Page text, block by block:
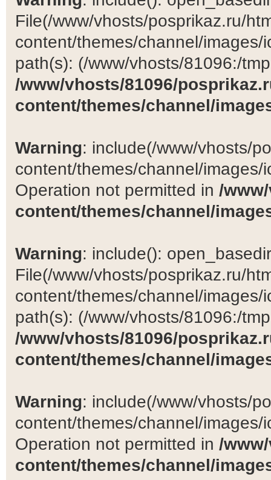
File(/www/vhosts/posprikaz.ru/
content/themes/channel/
path(s): (/www/vhosts/81096:/
/www/vhosts/81096/
content/themes/channel/
Warning: include(/www/vhosts/
content/themes/channel/
Operation not permitted in /
content/themes/channel/
Warning: include():
File(/www/vhosts/posprikaz.ru/
content/themes/channel/
path(s): (/www/vhosts/81096:/
/www/vhosts/81096/
content/themes/channel/
Warning: include(/www/vhosts/
content/themes/channel/
Operation not permitted in /
content/themes/channel/